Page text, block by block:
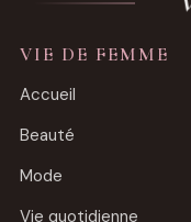
VIE DE FEMME
Accueil
Beauté
Mode
Vie quotidienne